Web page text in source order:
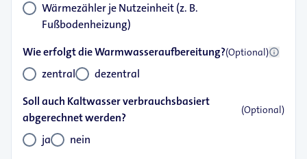
Wärmezähler je Nutzeinheit (z. B.
Fußbodenheizung)
Wie erfolgt die Warmwasseraufbereitung?(Optional)info
zentral
dezentral
Soll auch Kaltwasser verbrauchsbasiert
abgerechnet werden?
(Optional)
ja
nein